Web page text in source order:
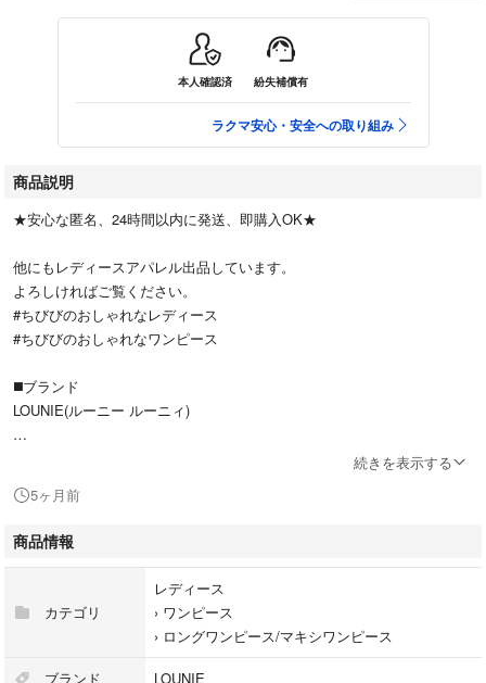
本人確認済 紛失補償有
ラクマ安心・安全への取り組み
商品説明
★安心な匿名、24時間以内に発送、即購入OK★
他にもレディースアパレル出品しています。
よろしければご覧ください。
#ちびびのおしゃれなレディース
#ちびびのおしゃれなワンピース
◼️ブランド
LOUNIE(ルーニー ルーニィ)
2023SS
定価30,800円
ふっくらとしたボリュームスリーブが女性らしい旬なシルエットを描き出
します。
フロントボタンを開ければガウンような羽織としてもスタイリングでき、
着回し力にも優れた一品。
続きを表示する
5ヶ月前
商品情報
カテゴリ
レディース
› ワンピース
› ロングワンピース/マキシワンピース
ブランド LOUNIE